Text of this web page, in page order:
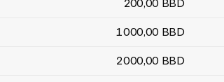
200,00 BBD
1 000,00 BBD
2 000,00 BBD